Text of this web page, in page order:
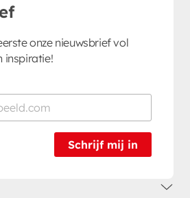
onze nieuwsbrief vol
inspiratie!
Schrijf mij in